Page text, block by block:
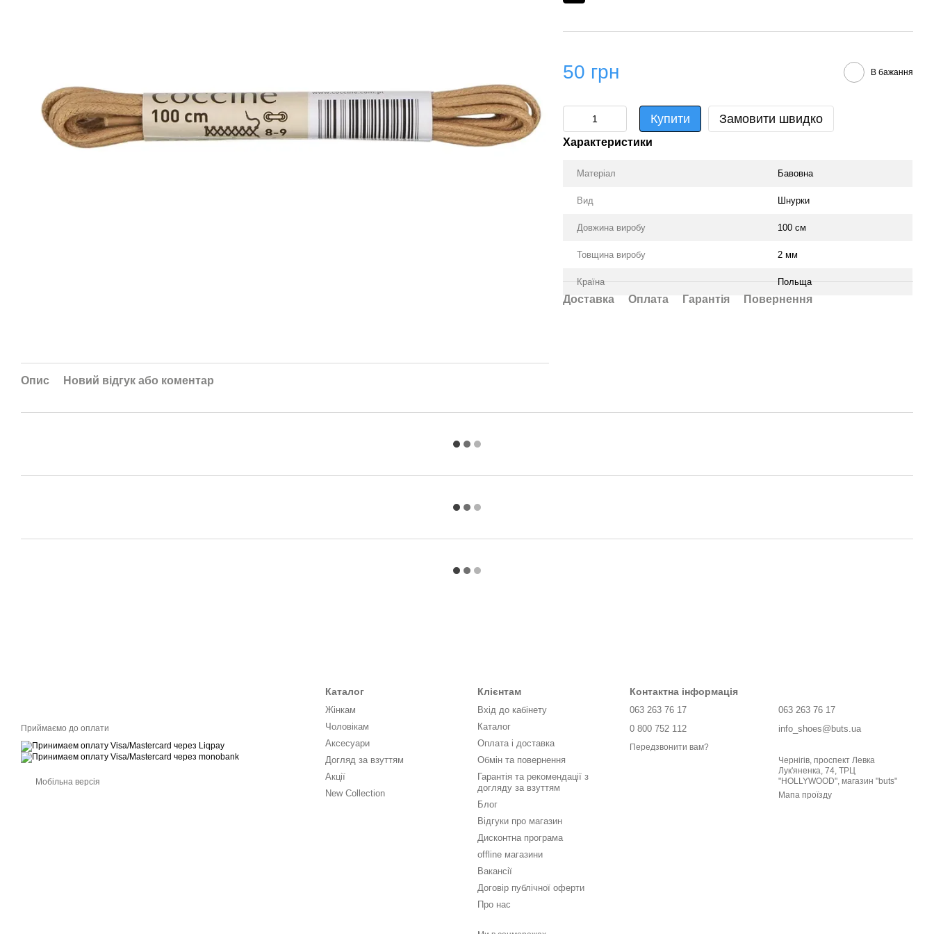
Опис Новий відгук або коментар
50 грн В бажання
Купити Замовити швидко
Характеристики
Матеріал Бавовна
Вид Шнурки
Довжина виробу 100 см
Товщина виробу 2 мм
Країна Польща
Доставка Оплата Гарантія Повернення
Приймаємо до оплати
Мобільна версія
Каталог
Жінкам
Чоловікам
Аксесуари
Догляд за взуттям
Акції
New Collection
Клієнтам
Вхід до кабінету
Каталог
Оплата і доставка
Обмін та повернення
Гарантія та рекомендації з
догляду за взуттям
Блог
Відгуки про магазин
Дисконтна програма
offline магазини
Вакансії
Договір публічної оферти
Про нас
Контактна інформація
063 263 76 17
0 800 752 112
Передзвонити вам?
063 263 76 17
info_shoes@buts.ua
Чернігів, проспект Левка
Лук'яненка, 74, ТРЦ
"HOLLYWOOD", магазин "buts"
Мапа проїзду